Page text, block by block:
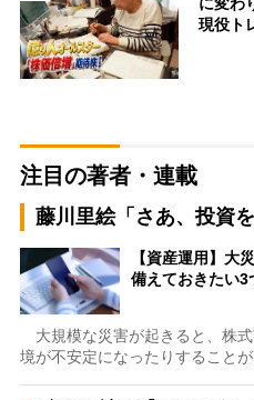
現役ト
注目の著者・連載
藤川里絵「さあ、投資
【資産運用】大
備えておきたい
大規模な災害が起きると、株
境が不安定になったりすること